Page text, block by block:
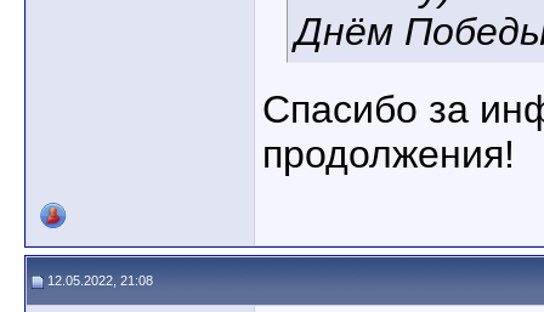
Днём
Спасибо за
продолжения!
12.05.2022, 21:08